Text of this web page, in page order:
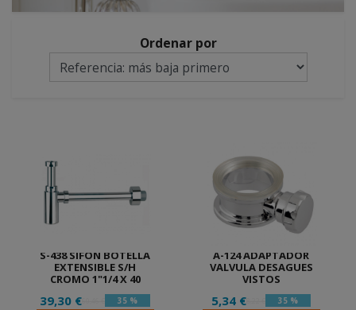
Ordenar por
S-438 SIFON BOTELLA
EXTENSIBLE S/H
CROMO 1"1/4 X 40
39,30 € 35 %
A-124 ADAPTADOR
VALVULA DESAGUES
VISTOS
5,34 € 35 %